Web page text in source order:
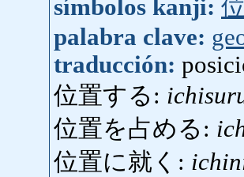
símbolos kanji:
palabra clave:
traducción:
位置する:
位置を占める:
位置に就く: